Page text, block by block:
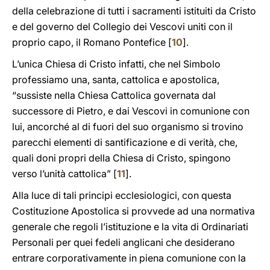
della celebrazione di tutti i sacramenti istituiti da Cristo
e del governo del Collegio dei Vescovi uniti con il
proprio capo, il Romano Pontefice [10].
L’unica Chiesa di Cristo infatti, che nel Simbolo
professiamo una, santa, cattolica e apostolica,
“sussiste nella Chiesa Cattolica governata dal
successore di Pietro, e dai Vescovi in comunione con
lui, ancorché al di fuori del suo organismo si trovino
parecchi elementi di santificazione e di verità, che,
quali doni propri della Chiesa di Cristo, spingono
verso l’unità cattolica” [11].
Alla luce di tali principi ecclesiologici, con questa
Costituzione Apostolica si provvede ad una normativa
generale che regoli l’istituzione e la vita di Ordinariati
Personali per quei fedeli anglicani che desiderano
entrare corporativamente in piena comunione con la